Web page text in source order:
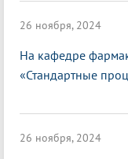
26 ноября, 2024
На кафедре
«Стандартные
26 ноября, 2024